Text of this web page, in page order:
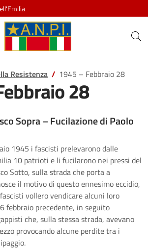
Associazione Nazionale
Resistenza 1945 – Febbraio 28
28
Sopra – Fucilazione di Paolo
1945 i fascisti prelevarono dalle
10 patrioti e li fucilarono nei pressi del
Sotto, sulla strada che porta a
il motivo di questo ennesimo eccidio,
vollero vendicare alcuni loro
febbraio precedente, in seguito
che, sulla stessa strada, avevano
provocando alcune perdite tra i